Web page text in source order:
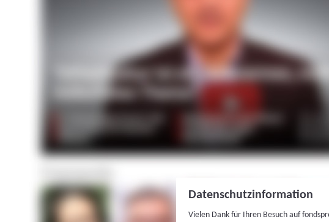
Datenschutzinformation
Vielen Dank für Ihren Besuch auf